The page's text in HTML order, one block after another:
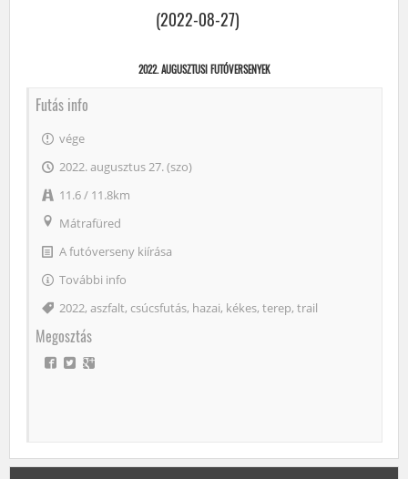
(2022-08-27)
2022. AUGUSZTUSI FUTÓVERSENYEK
Futás info
vége
2022. augusztus 27. (szo)
11.6 / 11.8km
Mátrafüred
A futóverseny kiírása
További info
Címke
2022, aszfalt, csúcsfutás, hazai, kékes, terep, trail
Megosztás